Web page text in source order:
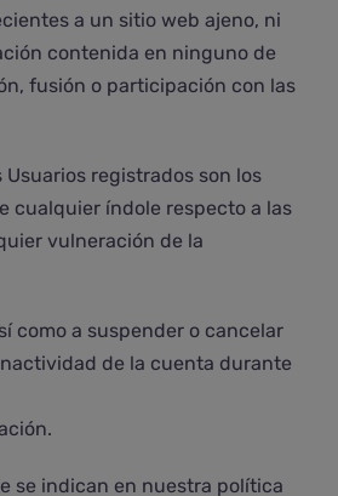
a un sitio web ajeno, ni
contenida en ninguno de
fusión o participación con las
registrados son los
cualquier índole respecto a las
vulneración de la
como a suspender o cancelar
de la cuenta durante
se indican en nuestra política